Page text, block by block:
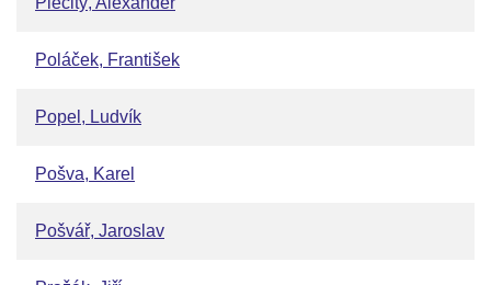
Poláček, František
Popel, Ludvík
Pošva, Karel
Pošvář, Jaroslav